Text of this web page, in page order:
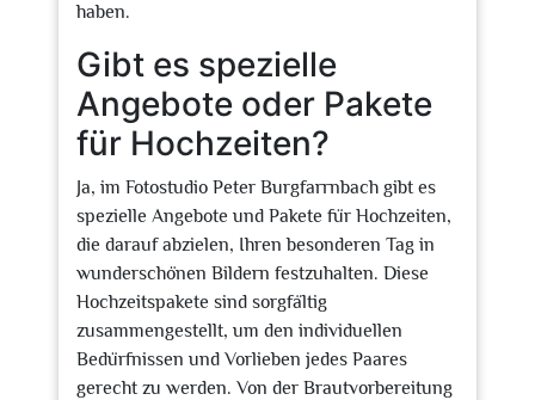
haben.
Gibt es spezielle
Angebote oder Pakete
für Hochzeiten?
Ja, im Fotostudio Peter Burgfarrnbach gibt es
spezielle Angebote und Pakete für Hochzeiten,
die darauf abzielen, Ihren besonderen Tag in
wunderschönen Bildern festzuhalten. Diese
Hochzeitspakete sind sorgfältig
zusammengestellt, um den individuellen
Bedürfnissen und Vorlieben jedes Paares
gerecht zu werden. Von der Brautvorbereitung